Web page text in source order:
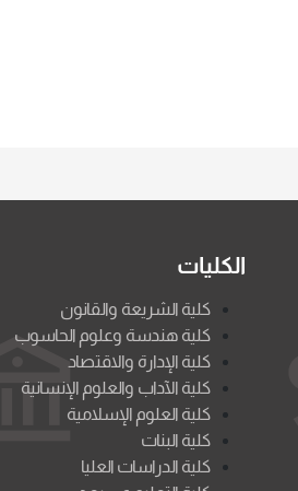
الكليات
كلية الشريعة والقانون
كلية هندسة وعلوم الحاسوب
كلية الإدارة والاقتصاد
كلية الآداب والعلوم الإنسانية
كلية العلوم الإسلامية
كلية البنات
كلية الدراسات العليا